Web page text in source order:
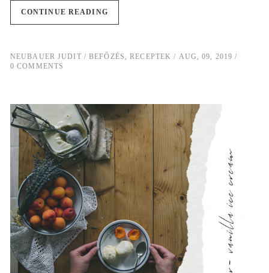
CONTINUE READING
NEUBAUER JUDIT BEFŐZÉS ,RECEPTEK
AUG, 09, 2019
0 COMMENTS